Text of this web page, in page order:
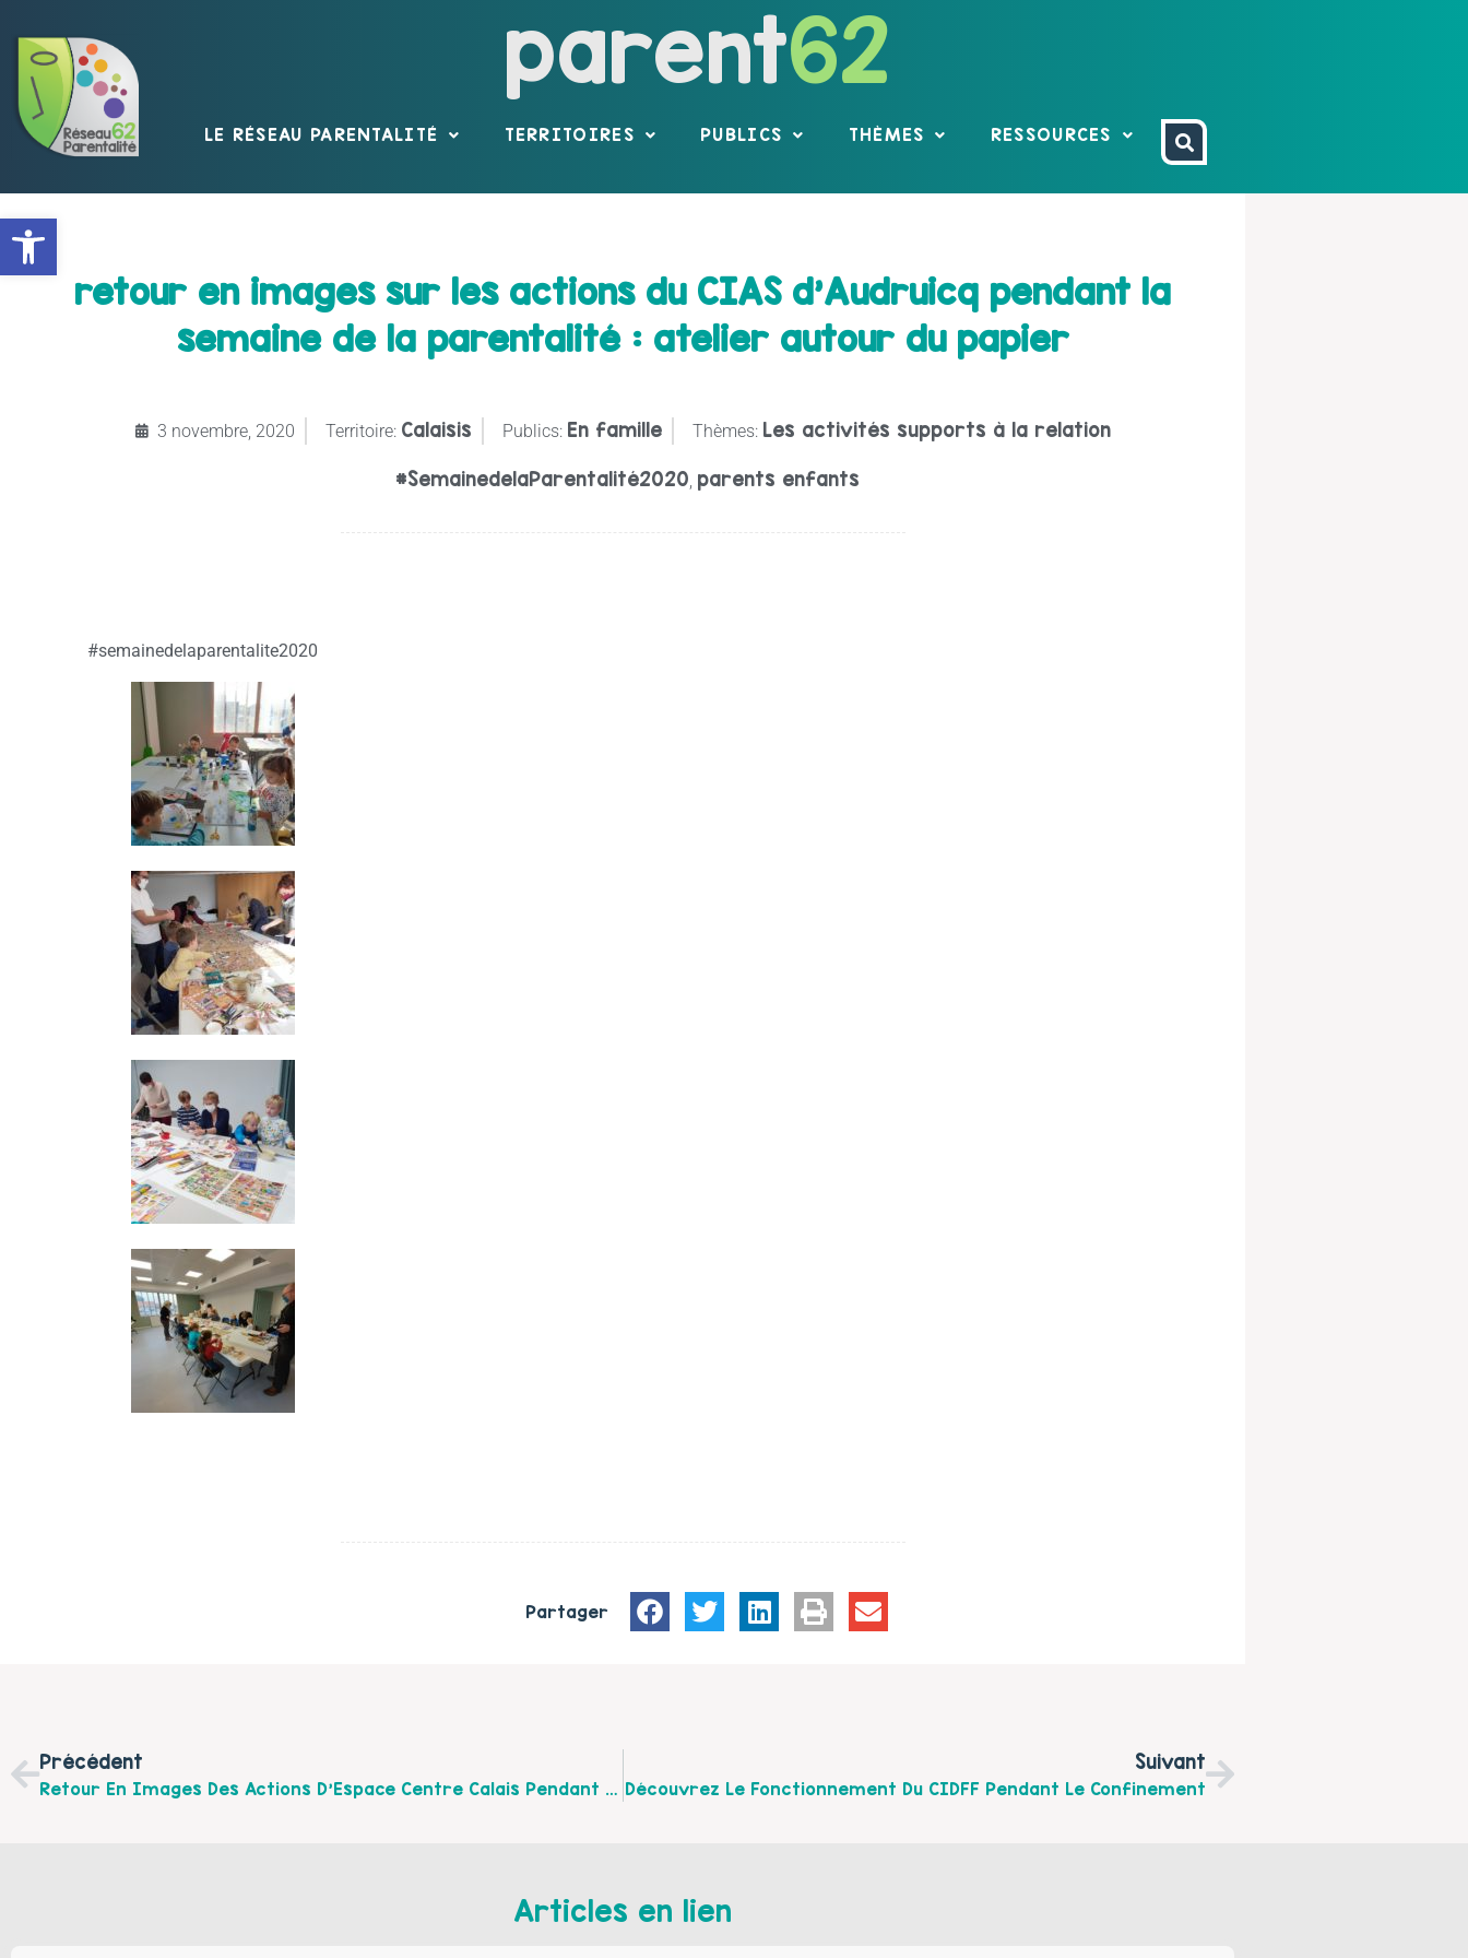
Ouvrir la barre d’outils
parent62
LE RÉSEAU PARENTALITÉ TERRITOIRES PUBLICS THÈMES RESSOURCES
retour en images sur les actions du CIAS d’Audruicq pendant la
semaine de la parentalité : atelier autour du papier
3 novembre, 2020 Territoire: Calaisis Publics: En famille Thèmes: Les activités supports à la relation
#SemainedelaParentalité2020 parents enfants
#semainedelaparentalite2020
Partager
Précédent
Retour En Images Des Actions D’Espace Centre Calais Pendant La Semaine De La Parentalité : Sport En Famille, Spectacle, Animations Avec L’association Dys Et Nous
Suivant
Découvrez Le Fonctionnement Du CIDFF Pendant Le Confinement
Articles en lien